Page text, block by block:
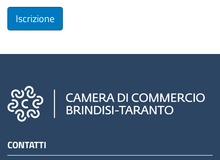
Iscrizione
CONTATTI